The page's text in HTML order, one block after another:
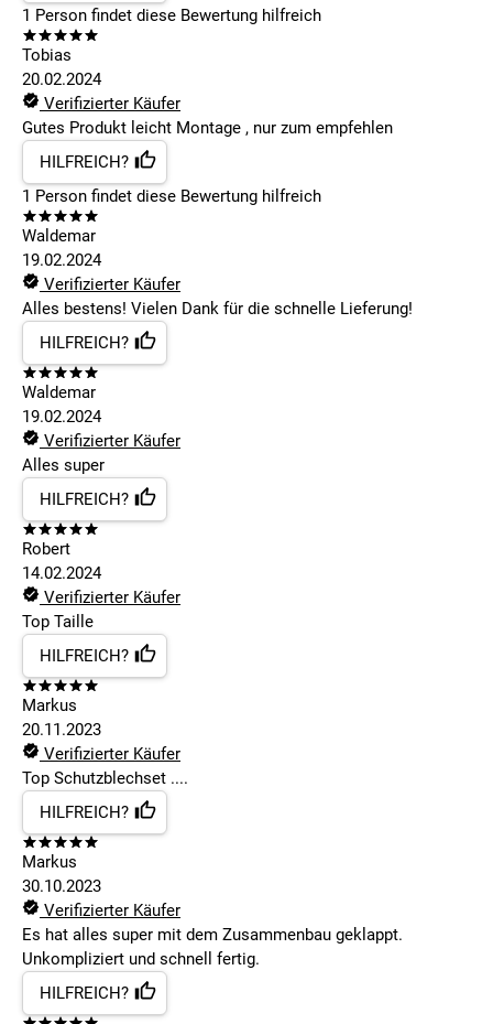
1 Person findet diese Bewertung hilfreich
Tobias
20.02.2024
Verifizierter Käufer
Gutes Produkt leicht Montage , nur zum empfehlen
HILFREICH?
1 Person findet diese Bewertung hilfreich
Waldemar
19.02.2024
Verifizierter Käufer
Alles bestens! Vielen Dank für die schnelle Lieferung!
HILFREICH?
Waldemar
19.02.2024
Verifizierter Käufer
Alles super
HILFREICH?
Robert
14.02.2024
Verifizierter Käufer
Top Taille
HILFREICH?
Markus
20.11.2023
Verifizierter Käufer
Top Schutzblechset ....
HILFREICH?
Markus
30.10.2023
Verifizierter Käufer
Es hat alles super mit dem Zusammenbau geklappt.
Unkompliziert und schnell fertig.
HILFREICH?